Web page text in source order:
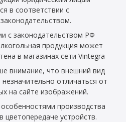
в соответствии с
с законодательством РФ
продукция может
в магазинах сети Vintegra
внимание, что внешний вид
отличаться от
на сайте изображений.
производства
цветопередаче устройств.